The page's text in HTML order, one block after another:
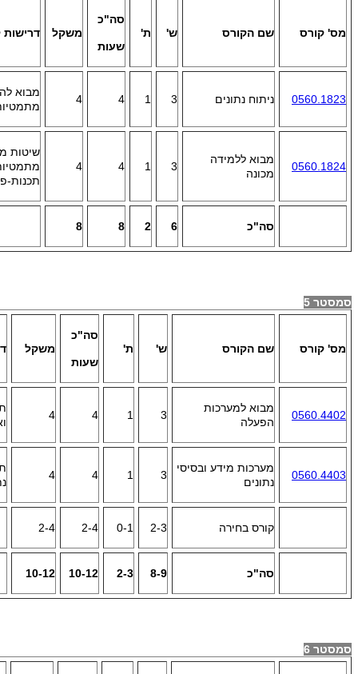
מס' קורס שם הקורס ש' ת'
סה"כ
שעות
משקל
0560.1823 ניתוח נתונים 3
1
4
4
מבוא
0560.1824
מבוא ללמידה
מכונה
3
1
4
4
תכנות-
סה"כ 6
2
8
8
סמסטר 5
מס' קורס שם הקורס ש' ת'
סה"כ
שעות
משקל
0560.4402
מבוא למערכות
הפעלה
3
1
4
4
0560.4403
מערכות מידע ובסיסי
נתונים
3
1
4
4
קורס בחירה 2-3
0-1
2-4
2-4
סה"כ 8-9
2-3
10-12
10-12
סמסטר 6